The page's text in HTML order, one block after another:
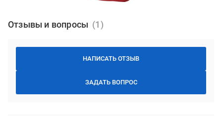
Отзывы и вопросы
НАПИСАТЬ ОТЗЫВ
ЗАДАТЬ ВОПРОС